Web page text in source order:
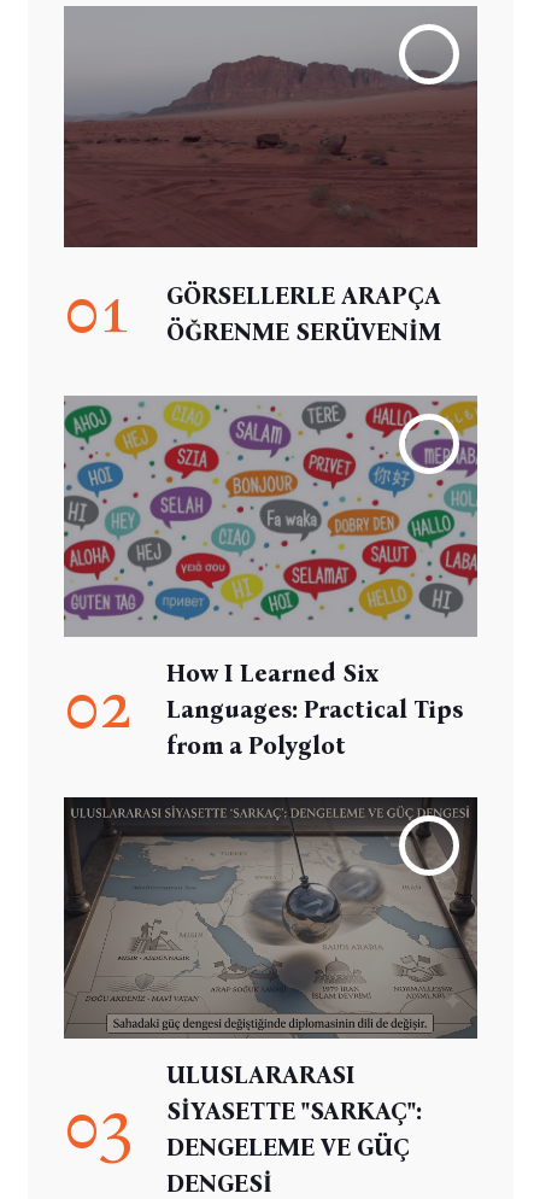
01
GÖRSELLERLE ARAPÇA
ÖĞRENME SERÜVENİM
02
How I Learned Six
Languages: Practical Tips
from a Polyglot
03
ULUSLARARASI
SİYASETTE "SARKAÇ":
DENGELEME VE GÜÇ
DENGESİ